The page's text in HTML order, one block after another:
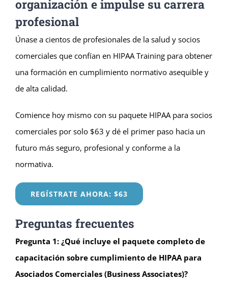
organización e impulse su carrera
profesional
Únase a cientos de profesionales de la salud y socios
comerciales que confían en HIPAA Training para obtener
una formación en cumplimiento normativo asequible y
de alta calidad.
Comience hoy mismo con su paquete HIPAA para socios
comerciales por solo $63 y dé el primer paso hacia un
futuro más seguro, profesional y conforme a la
normativa.
REGÍSTRATE AHORA: $63
Preguntas frecuentes
Pregunta 1: ¿Qué incluye el paquete completo de
capacitación sobre cumplimiento de HIPAA para
Asociados Comerciales (Business Associates)?